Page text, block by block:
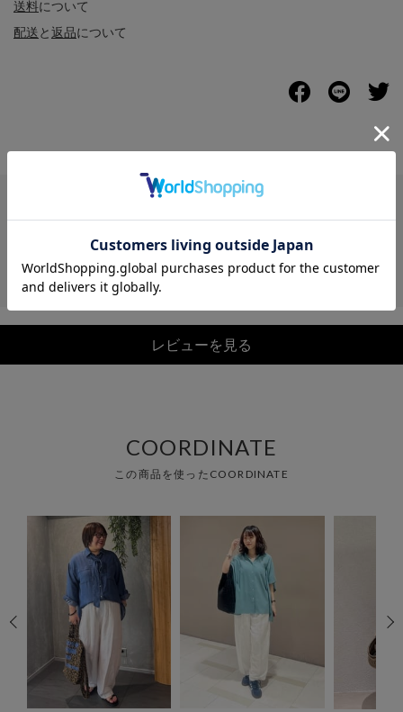
送料について
配送と返品について
レビュー
レビューを見る
COORDINATE
この商品を使ったCOORDINATE